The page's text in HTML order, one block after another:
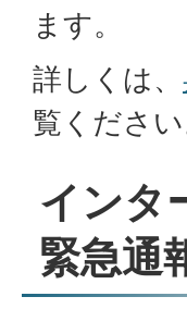
ます。
詳しくは、
覧ください
インタ
緊急通